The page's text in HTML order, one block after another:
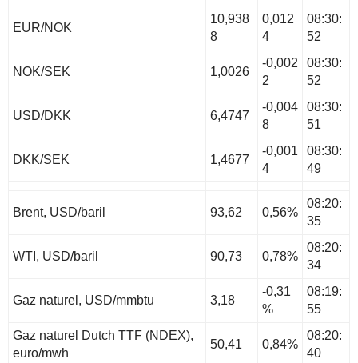
EUR/NOK
10,938
8
0,012
4
08:30:
52
NOK/SEK 1,0026
-0,002
2
08:30:
52
USD/DKK 6,4747
-0,004
8
08:30:
51
DKK/SEK 1,4677
-0,001
4
08:30:
49
Brent, USD/baril 93,62 0,56%
08:20:
35
WTI, USD/baril 90,73 0,78%
08:20:
34
Gaz naturel, USD/mmbtu 3,18
-0,31
%
08:19:
55
Gaz naturel Dutch TTF (NDEX),
euro/mwh
50,41 0,84%
08:20:
40